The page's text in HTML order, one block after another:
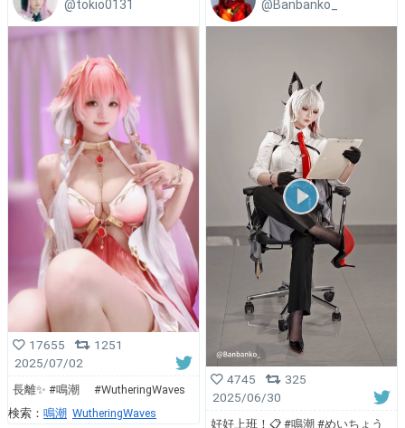
@tokio0131
17655
1251
2025/07/02
長離✨ #鳴潮 #WutheringWaves
検索： 鳴潮 WutheringWaves
@Banbanko_
4745
325
2025/06/30
好好上班！📋 #鳴潮 #めいちょう